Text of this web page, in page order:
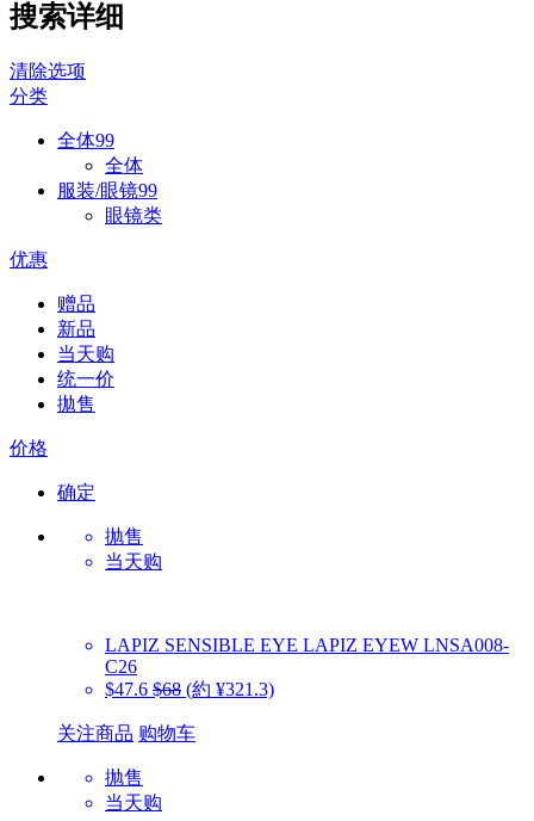
搜索详细
清除选项
分类
全体99
全体
服装/眼镜99
眼镜类
优惠
赠品
新品
当天购
统一价
拋售
价格
确定
抛售
当天购
LAPIZ SENSIBLE EYE LAPIZ EYEW LNSA008-
C26
$47.6 $68 (約 ¥321.3)
关注商品 购物车
抛售
当天购